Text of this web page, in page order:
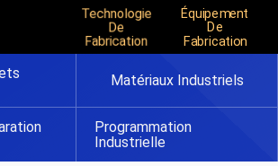
Technologie
De
Fabrication
Équipement
De
Fabrication
Matériaux Industriels
Programmation
Industrielle